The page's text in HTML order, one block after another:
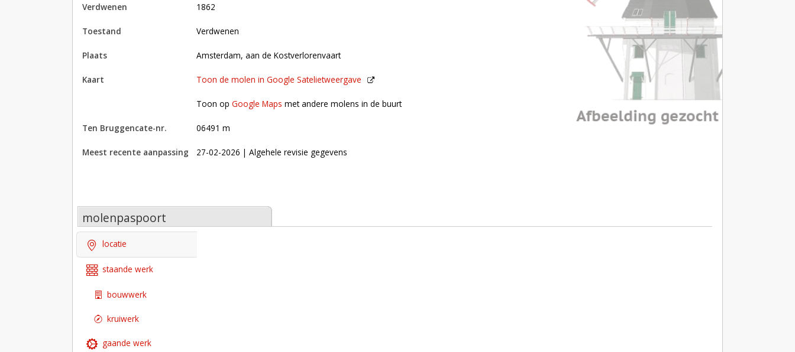
verdwenen 1862
toestand verdwenen
plaats Amsterdam, aan de Kostverlorenvaart
kaart Toon de molen in Google Satelietweergave
Toon op Google Maps met andere molens in de buurt
Toon op Google Maps met andere molens in de buurt
Ten Bruggencate-nr. 06491 m
Meest recente aanpassing 27-02-2026 | Algehele revisie gegevens
molenpaspoort
locatie
staande werk
bouwwerk
kruiwerk
gaande werk